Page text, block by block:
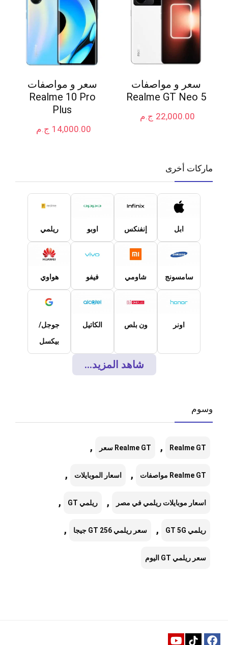
سعر و مواصفات
Realme GT Neo 5
ج.م 22,000.00
سعر و مواصفات
Realme 10 Pro
Plus
ج.م 14,000.00
ماركات أخرى
ابل إنفنكس اوبو ريلمي
سامسونج شاومي فيفو هواوي
اونر ون بلص الكاتيل
جوجل/
بيكسل
شاهد المزيد...
وسوم
Realme GT
, Realme GT سعر ,
Realme GT مواصفات , اسعار الموبايلات ,
اسعار موبايلات ريلمي في مصر , ريلمي GT ,
ريلمي GT 5G , سعر ريلمي GT 256 جيجا ,
سعر ريلمي GT اليوم